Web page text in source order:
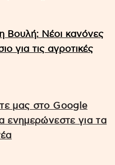
Βουλή: Νέοι κανόνες
για τις αγροτικές
μας στο Google
ενημερώνεστε για τα